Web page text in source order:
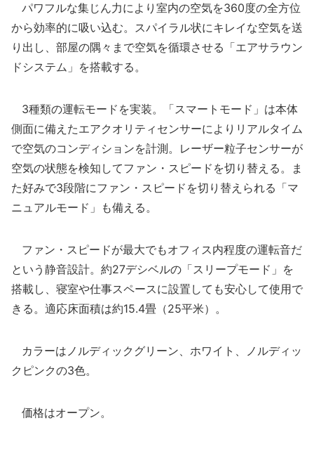
パワフルな集じん力により室内の空気を360度の全方位
から効率的に吸い込む。スパイラル状にキレイな空気を送
り出し、部屋の隅々まで空気を循環させる「エアサラウン
ドシステム」を搭載する。
3種類の運転モードを実装。「スマートモード」は本体
側面に備えたエアクオリティセンサーによりリアルタイム
で空気のコンディションを計測。レーザー粒子センサーが
空気の状態を検知してファン・スピードを切り替える。ま
た好みで3段階にファン・スピードを切り替えられる「マ
ニュアルモード」も備える。
ファン・スピードが最大でもオフィス内程度の運転音だ
という静音設計。約27デシベルの「スリープモード」を
搭載し、寝室や仕事スペースに設置しても安心して使用で
きる。適応床面積は約15.4畳（25平米）。
カラーはノルディックグリーン、ホワイト、ノルディッ
クピンクの3色。
価格はオープン。